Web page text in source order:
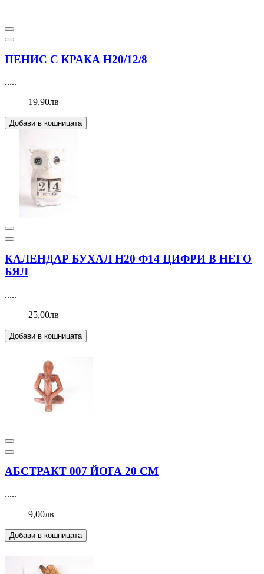
ПЕНИС С КРАКА Н20/12/8
.....
19,90лв
Добави в кошницата
КАЛЕНДАР БУХАЛ Н20 Ф14 ЦИФРИ В НЕГО
БЯЛ
.....
25,00лв
Добави в кошницата
АБСТРАКТ 007 ЙОГА 20 СМ
.....
9,00лв
Добави в кошницата